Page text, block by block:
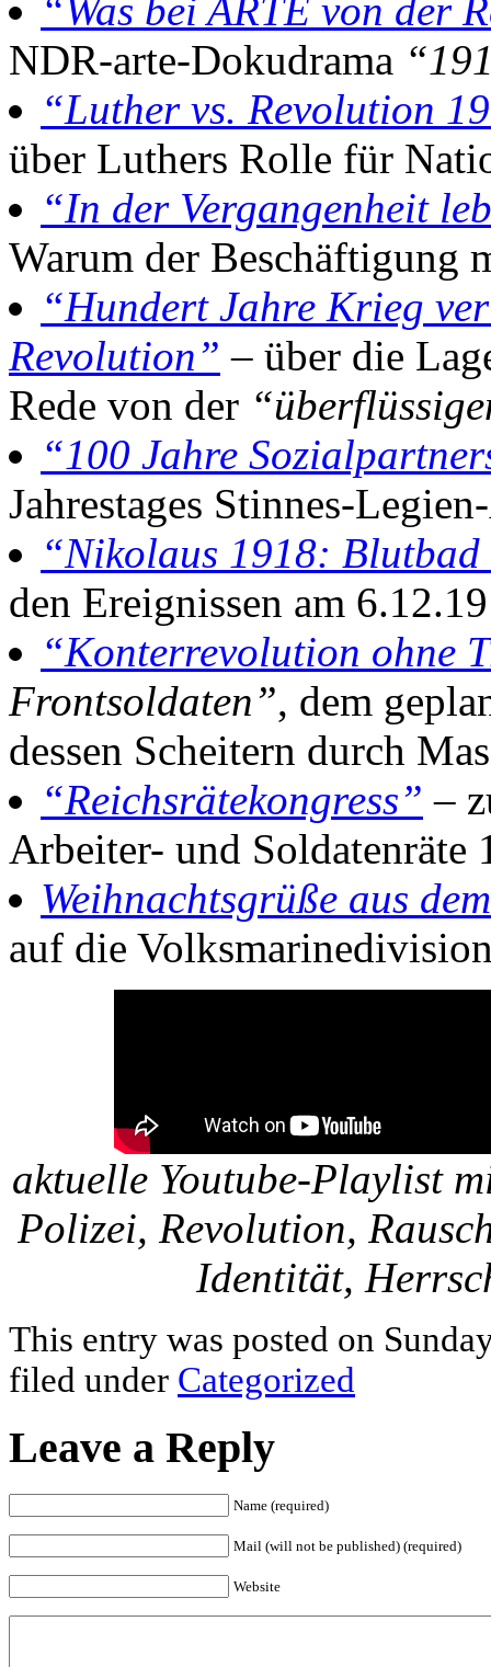
“Was bei ARTE von der
NDR-arte-Dokudrama
“Luther vs. Revolution
über Luthers Rolle für
“In der Vergangenheit
Warum der Beschäftigung
“Hundert Jahre Krieg
Revolution” – über die
Rede von der
“100 Jahre
Jahrestages Stinnes-
“Nikolaus 1918:
den Ereignissen am
“Konterrevolution ohne
Frontsoldaten”, dem
dessen Scheitern durch
“Reichsrätekongress” –
Arbeiter- und Soldatenräte
Weihnachtsgrüße aus
auf die
aktuelle Youtube-Playlist
Polizei, Revolution,
Identität,
This entry was posted on
filed under Categorized
Leave a Reply
Name (required)
Mail (will not be published) (required)
Website